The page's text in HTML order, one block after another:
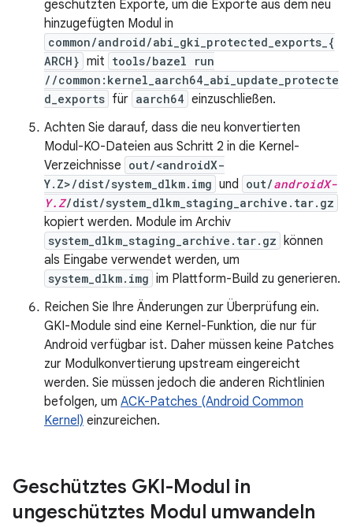
geschützten Exporte, um die Exporte aus dem neu
hinzugefügten Modul in
common/android/abi_gki_protected_exports_{
ARCH} mit tools/bazel run
//common:kernel_aarch64_abi_update_protecte
d_exports für aarch64 einzuschließen.
Achten Sie darauf, dass die neu konvertierten
Modul-KO-Dateien aus Schritt 2 in die Kernel-
Verzeichnisse out/<androidX-
Y.Z>/dist/system_dlkm.img und out/androidX-
Y.Z/dist/system_dlkm_staging_archive.tar.gz
kopiert werden. Module im Archiv
system_dlkm_staging_archive.tar.gz können
als Eingabe verwendet werden, um
system_dlkm.img im Plattform-Build zu generieren.
Reichen Sie Ihre Änderungen zur Überprüfung ein.
GKI-Module sind eine Kernel-Funktion, die nur für
Android verfügbar ist. Daher müssen keine Patches
zur Modulkonvertierung upstream eingereicht
werden. Sie müssen jedoch die anderen Richtlinien
befolgen, um ACK-Patches (Android Common
Kernel) einzureichen.
Geschütztes GKI-Modul in
ungeschütztes Modul umwandeln